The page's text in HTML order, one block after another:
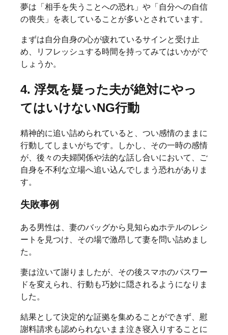
夢は「相手を失うことへの恐れ」や「自分への自信
の喪失」を表していることが多いとされています。
まずは自分自身の心が疲れているサインと受け止
め、リフレッシュする時間を持ってみてはいかがで
しょうか。
4. 浮気を疑った夫が絶対にやっ
てはいけないNG行動
精神的に追い詰められていると、つい感情のままに
行動してしまいがちです。しかし、その一時の感情
が、後々の夫婦関係や法的な話し合いにおいて、ご
自身を不利な立場へ追い込んでしまう恐れがありま
す。
失敗事例
ある男性は、妻のバッグから見知らぬホテルのレシ
ートを見つけ、その場で激昂して妻を問い詰めまし
た。
妻は泣いて謝りましたが、その後スマホのパスワー
ドを変えられ、行動も巧妙に隠されるようになりま
した。
結果として決定的な証拠を集めることができず、慰
謝料請求も認められないまま泣き寝入りすることに